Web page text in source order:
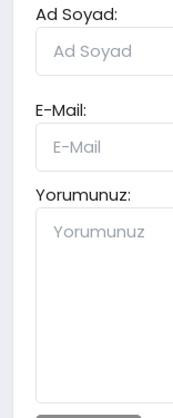
Ad Soyad:
E-Mail:
Yorumunuz: